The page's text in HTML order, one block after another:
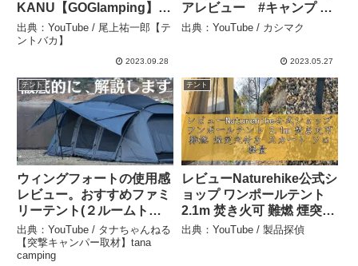
KANU【GOGlamping】 –
尾上祐一郎【テントバカ】
出典：YouTube / 尾上祐一郎【テ
ントバカ】
2023.09.28
アレビュー #キャンプ #
テント #カシマク – カシマ
出典：YouTube / カシマク
2023.05.27
テント
ウィングフォートの使用感
レビュー。おすすめファミ
リーテント(２ルームトン
ネル型) – タナちゃんねる
【突撃キャンパー取材】
tana camping
出典：YouTube / タナちゃんねる
【突撃キャンパー取材】tana
camping
テント
レビューNaturehike公式シ
ョップ ワンポールテント
2.1m 焚き火可 難燃 煙突穴
付き スカート ソロ 軽量 簡
出典：YouTube / 製品探偵